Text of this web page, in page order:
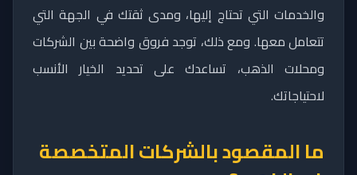
والخدمات التي تحتاج إليها، ومدى ثقتك في الجهة التي
تتعامل معها. ومع ذلك، توجد فروق واضحة بين الشركات
ومحلات الذهب، تساعدك على تحديد الخيار الأنسب
لاحتياجاتك.
ما المقصود بالشركات المتخصصة